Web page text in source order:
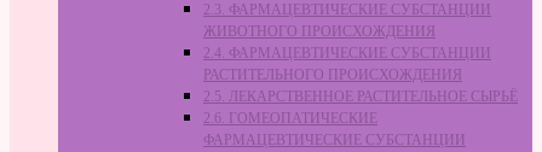
2.3. ФАРМАЦЕВТИЧЕСКИЕ СУБСТАНЦИИ
ЖИВОТНОГО ПРОИСХОЖДЕНИЯ
2.4. ФАРМАЦЕВТИЧЕСКИЕ СУБСТАНЦИИ
РАСТИТЕЛЬНОГО ПРОИСХОЖДЕНИЯ
2.5. ЛЕКАРСТВЕННОЕ РАСТИТЕЛЬНОЕ СЫРЬЁ
2.6. ГОМЕОПАТИЧЕСКИЕ
ФАРМАЦЕВТИЧЕСКИЕ СУБСТАНЦИИ